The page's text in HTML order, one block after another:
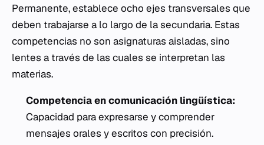
Permanente, establece ocho ejes transversales que
deben trabajarse a lo largo de la secundaria. Estas
competencias no son asignaturas aisladas, sino
lentes a través de las cuales se interpretan las
materias.
Competencia en comunicación lingüística:
Capacidad para expresarse y comprender
mensajes orales y escritos con precisión.